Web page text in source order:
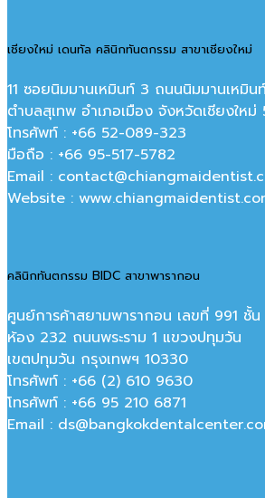
เชียงใหม่ เดนทัล คลินิกทันตกรรม สาขาเชียงใหม่
11 ซอยนิมมานเหมินท์ 3 ถนนนิมมานเหมิน
ตำบลสุเทพ อำเภอเมือง จังหวัดเชียงให
โทรศัพท์ : +66 52-089-323
มือถือ : +66 95-517-5782
Email :
Website :
คลินิกทันตกรรม BIDC สาขาพารากอน
ศูนย์การค้าสยามพารากอน เลขที่ 991 ชั้น
ห้อง 232 ถนนพระราม 1 แขวงปทุมวัน
เขตปทุมวัน กรุงเทพฯ 10330
โทรศัพท์ : +66 (2) 610 9630
โทรศัพท์ : +66 95 210 6871
Email :